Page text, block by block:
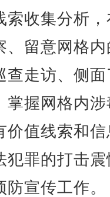
索收集分析
、留意网格
查走访、侧
掌握网格内
价值线索和
犯罪的打击
宣传工作。